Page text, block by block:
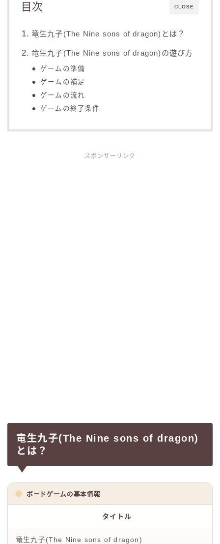
CLOSE
目次
竜生九子(The Nine sons of dragon)とは？
竜生九子(The Nine sons of dragon)の遊び方
ゲームの準備
ゲームの補足
ゲームの流れ
ゲームの終了条件
スポンサーリンク
竜生九子(The Nine sons of dragon)
とは？
ボードゲームの基本情報
タイトル
竜生九子(The Nine sons of dragon)